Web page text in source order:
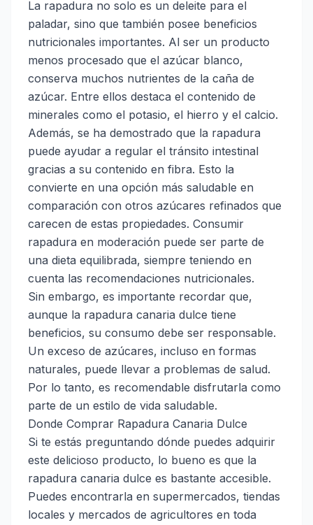
La rapadura no solo es un deleite para el
paladar, sino que también posee beneficios
nutricionales importantes. Al ser un producto
menos procesado que el azúcar blanco,
conserva muchos nutrientes de la caña de
azúcar. Entre ellos destaca el contenido de
minerales como el potasio, el hierro y el calcio.
Además, se ha demostrado que la rapadura
puede ayudar a regular el tránsito intestinal
gracias a su contenido en fibra. Esto la
convierte en una opción más saludable en
comparación con otros azúcares refinados que
carecen de estas propiedades. Consumir
rapadura en moderación puede ser parte de
una dieta equilibrada, siempre teniendo en
cuenta las recomendaciones nutricionales.
Sin embargo, es importante recordar que,
aunque la rapadura canaria dulce tiene
beneficios, su consumo debe ser responsable.
Un exceso de azúcares, incluso en formas
naturales, puede llevar a problemas de salud.
Por lo tanto, es recomendable disfrutarla como
parte de un estilo de vida saludable.
Donde Comprar Rapadura Canaria Dulce
Si te estás preguntando dónde puedes adquirir
este delicioso producto, lo bueno es que la
rapadura canaria dulce es bastante accesible.
Puedes encontrarla en supermercados, tiendas
locales y mercados de agricultores en toda